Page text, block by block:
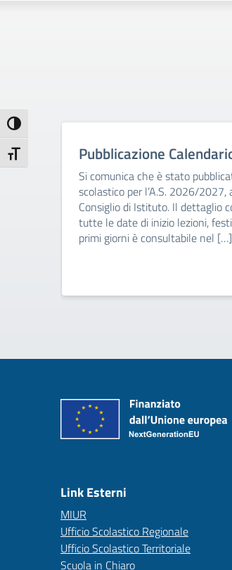
Attiva/disattiva alto contrasto
Attiva/disattiva dimensione testo
Pubblicazione
Si comunica che è stato
scolastico per l’A.S. 2026/2027,
Consiglio di Istituto. Il dettaglio
tutte le date di inizio lezioni,
primi giorni è consultabile nel […]
Link Esterni
MIUR
Ufficio Scolastico Regionale
Ufficio Scolastico Territoriale
Scuola in Chiaro